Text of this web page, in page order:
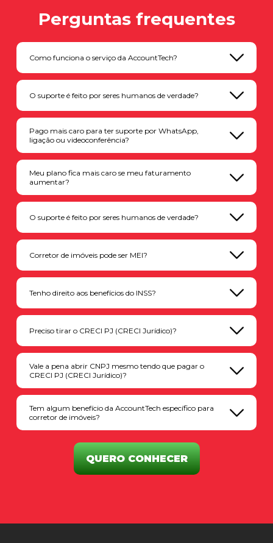
Perguntas frequentes
Como funciona o serviço da AccountTech?
O suporte é feito por seres humanos de verdade?
Pago mais caro para ter suporte por WhatsApp,
ligação ou videoconferência?
Meu plano fica mais caro se meu faturamento
aumentar?
O suporte é feito por seres humanos de verdade?
Corretor de imóveis pode ser MEI?
Tenho direito aos benefícios do INSS?
Preciso tirar o CRECI PJ (CRECI Jurídico)?
Vale a pena abrir CNPJ mesmo tendo que pagar o
CRECI PJ (CRECI Jurídico)?
Tem algum benefício da AccountTech específico para
corretor de imóveis?
QUERO CONHECER